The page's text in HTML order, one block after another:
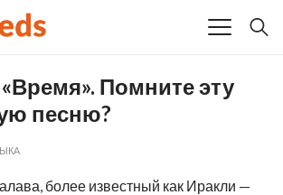
Помните эту
песню?
более известный как Иракли —